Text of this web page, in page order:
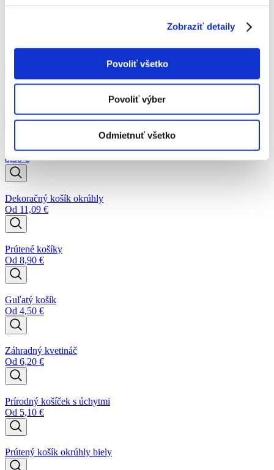
Zobraziť detaily
Povoliť všetko
Povoliť výber
Odmietnuť všetko
Podobné produkty
Košík závesný
Závesný kôš na pestovanie
8,30€
Dekoračný košík okrúhly
Od 11,09 €
Prútené košíky
Od 8,90 €
Guľatý košík
Od 4,50 €
Záhradný kvetináč
Od 6,20 €
Prírodný košíček s úchytmi
Od 5,10 €
Prútený košík okrúhly biely